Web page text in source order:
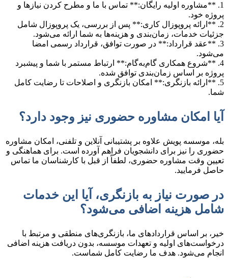
1. **مشاوره اولیه رایگان:** تماس با ما و مطرح کردن نیازها و
پروژه خود.
2. **ارائه پروپوزال کاری:** پس از بررسی، یک پروپوزال شامل
جزئیات خدمات، زمان‌بندی و هزینه‌ها به شما ارائه می‌شود.
3. **عقد قرارداد:** در صورت توافق، قرارداد رسمی امضا
می‌شود.
4. **شروع همکاری گام‌به‌گام:** ارتباط مستمر با شما و پیشبرد
پروژه بر اساس زمان‌بندی توافق شده.
5. **ارائه بازنگری:** امکان بازنگری و اصلاحات تا رضایت کامل
شما.
آیا امکان مشاوره حضوری نیز وجود دارد؟
بله، موسسه پویش علاوه بر پشتیبانی آنلاین و تلفنی، امکان مشاوره
حضوری را نیز برای دانشجویان فراهم آورده است. برای هماهنگی و
تعیین وقت مشاوره حضوری، لطفاً از قبل با کارشناسان ما تماس
حاصل فرمایید.
در صورت نیاز به بازنگری، آیا این خدمات
شامل هزینه اضافی می‌شود؟
خیر، بر اساس قراردادهای ما، بازنگری‌های منطقی و مرتبط با
درخواست‌های اولیه و تعهدات موسسه، بدون دریافت هزینه اضافی
انجام می‌شود. هدف ما رضایت کامل شماست.